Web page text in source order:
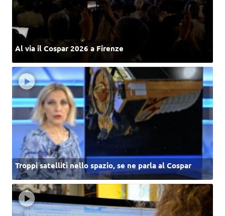
Al via il Cospar 2026 a Firenze
Troppi satelliti nello spazio, se ne parla al Cospar